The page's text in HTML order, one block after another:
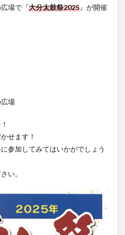
場で『大分太鼓祭2025』が開催
場
せます！
参加してみてはいかがでしょう
い。
園
和定食
城島高原パーク
壁画
大分市
大分市美術館
館 大分空港
大分駅
ーム
大谷翔平選手